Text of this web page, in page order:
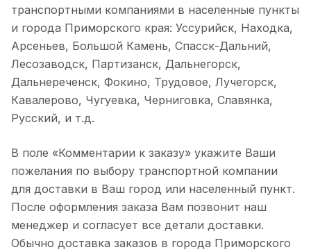
транспортными компаниями в населенные пункты
и города Приморского края: Уссурийск, Находка,
Арсеньев, Большой Камень, Спасск-Дальний,
Лесозаводск, Партизанск, Дальнегорск,
Дальнереченск, Фокино, Трудовое, Лучегорск,
Кавалерово, Чугуевка, Черниговка, Славянка,
Русский, и т.д.
В поле «Комментарии к заказу» укажите Ваши
пожелания по выбору транспортной компании
для доставки в Ваш город или населенный пункт.
После оформления заказа Вам позвонит наш
менеджер и согласует все детали доставки.
Обычно доставка заказов в города Приморского